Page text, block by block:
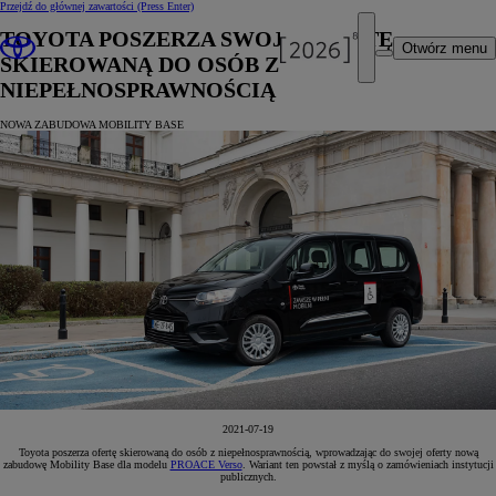
Przejdź do głównej zawartości (Press Enter)
Otwórz menu
TOYOTA POSZERZA SWOJĄ OFERTĘ
SKIEROWANĄ DO OSÓB Z
NIEPEŁNOSPRAWNOŚCIĄ
NOWA ZABUDOWA MOBILITY BASE
2021-07-19
Toyota poszerza ofertę skierowaną do osób z niepełnosprawnością, wprowadzając do swojej oferty nową
zabudowę Mobility Base dla modelu PROACE Verso. Wariant ten powstał z myślą o zamówieniach instytucji
publicznych.